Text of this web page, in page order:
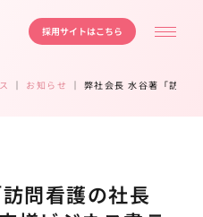
採用サイトはこちら
｜ お知らせ ｜ 弊社会長 水谷著「訪問
問看護の社長